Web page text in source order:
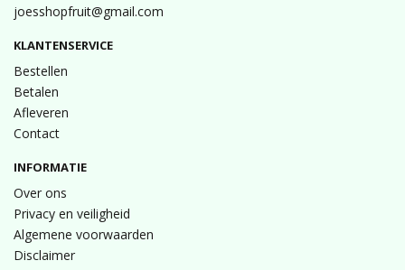
joesshopfruit@gmail.com
KLANTENSERVICE
Bestellen
Betalen
Afleveren
Contact
INFORMATIE
Over ons
Privacy en veiligheid
Algemene voorwaarden
Disclaimer